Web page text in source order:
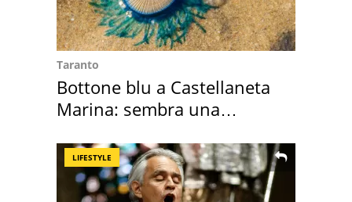
Taranto
Bottone blu a Castellaneta
Marina: sembra una
LIFESTYLE